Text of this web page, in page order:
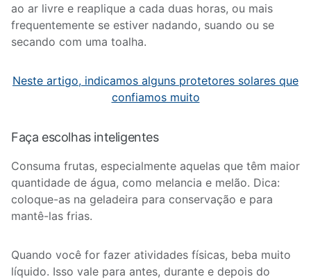
ao ar livre e reaplique a cada duas horas, ou mais
frequentemente se estiver nadando, suando ou se
secando com uma toalha.
Neste artigo, indicamos alguns protetores solares que
confiamos muito
Faça escolhas inteligentes
Consuma frutas, especialmente aquelas que têm maior
quantidade de água, como melancia e melão. Dica:
coloque-as na geladeira para conservação e para
mantê-las frias.
Quando você for fazer atividades físicas, beba muito
líquido. Isso vale para antes, durante e depois do